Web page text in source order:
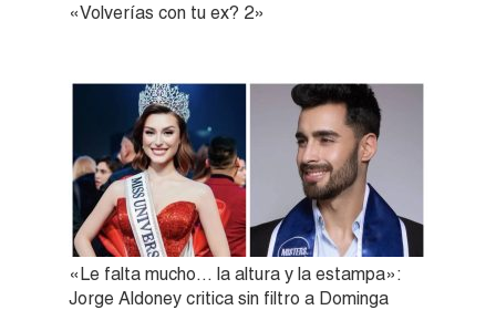
«Volverías con tu ex? 2»
«Le falta mucho… la altura y la estampa»:
Jorge Aldoney critica sin filtro a Dominga